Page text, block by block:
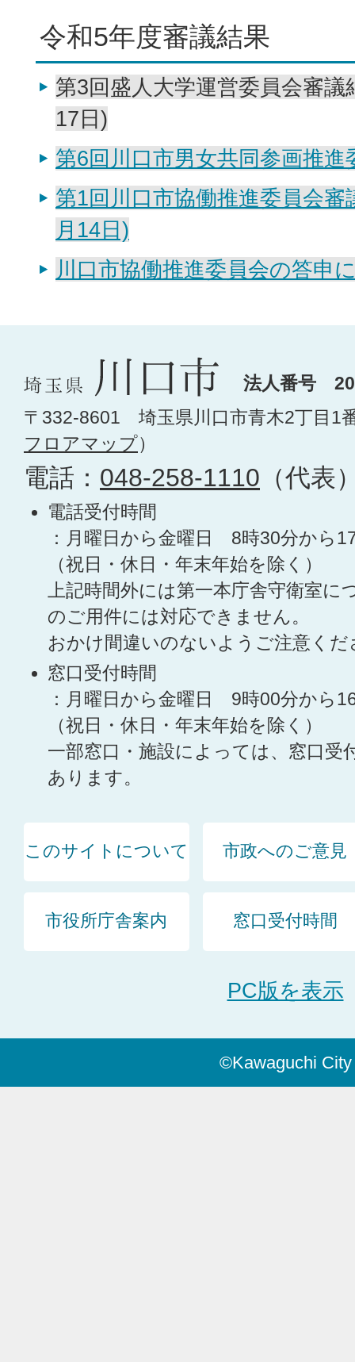
令和5年度審議結果
第3回盛人大学運営委員会審議
17日)
第6回川口市男女共同参画推進
第1回川口市協働推進委員会審
月14日)
川口市協働推進委員会の答申
法人番号
〒332-8601 埼玉県川口市青木2丁目1
フロアマップ）
電話： 048-258-1110 （代表
電話受付時間
：月曜日から金曜日 8時30分から
（祝日・休日・年末年始を除く）
上記時間外には第一本庁舎守衛室に
のご用件には対応できません。
おかけ間違いのないようご注意くだ
窓口受付時間
：月曜日から金曜日 9時00分から
（祝日・休日・年末年始を除く）
一部窓口・施設によっては、窓口受
あります。
このサイトについて 市政へのご意見
市役所庁舎案内 窓口受付時間
PC版を表示
©Kawaguchi City